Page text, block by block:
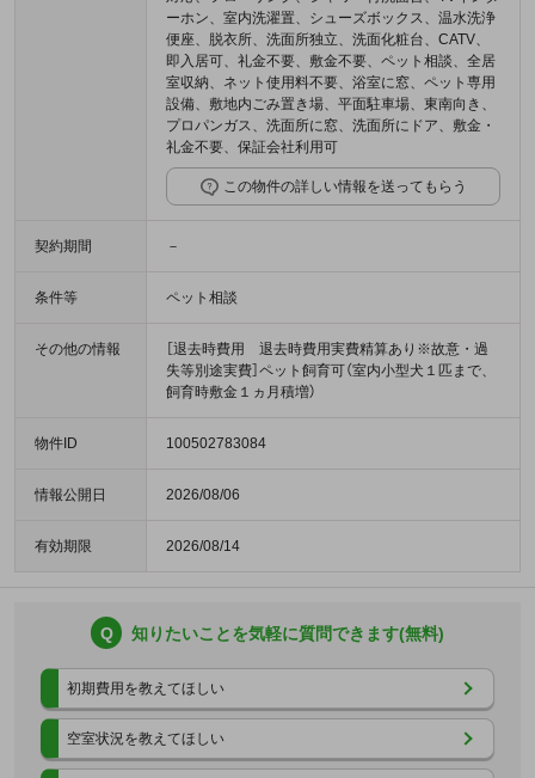
ーホン、室内洗濯置、シューズボックス、温水洗浄
便座、脱衣所、洗面所独立、洗面化粧台、CATV、
即入居可、礼金不要、敷金不要、ペット相談、全居
室収納、ネット使用料不要、浴室に窓、ペット専用
設備、敷地内ごみ置き場、平面駐車場、東南向き、
プロパンガス、洗面所に窓、洗面所にドア、敷金・
礼金不要、保証会社利用可
この物件の詳しい情報を送ってもらう
契約期間 －
条件等 ペット相談
その他の情報
［退去時費用 退去時費用実費精算あり※故意・過
失等別途実費］ペット飼育可（室内小型犬１匹まで、
飼育時敷金１ヵ月積増）
物件ID 100502783084
情報公開日 2026/08/06
有効期限 2026/08/14
Q 知りたいことを気軽に質問できます(無料)
初期費用を教えてほしい
空室状況を教えてほしい